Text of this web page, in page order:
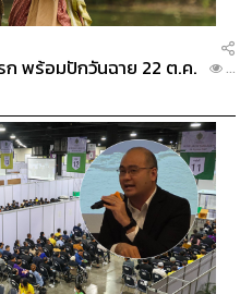
พร้อมปักวันฉาย 22 ต.ค.
...